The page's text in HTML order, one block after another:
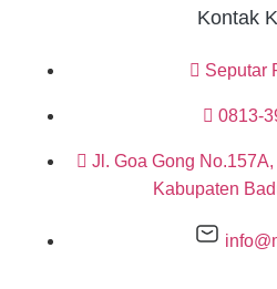
Kontak
Seputar
0813-
Jl. Goa Gong
Kabupaten